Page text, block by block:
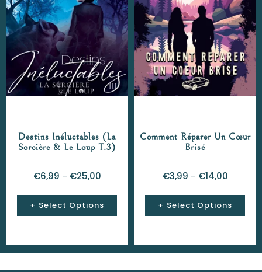
Destins Inéluctables (La
Sorcière & Le Loup T.3)
€6,99 – €25,00
Select Options
Comment Réparer Un Cœur
Brisé
€3,99 – €14,00
Select Options